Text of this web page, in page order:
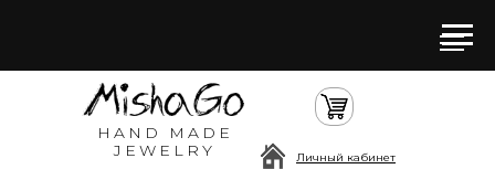
HAND MADE
JEWELRY
Личный кабинет